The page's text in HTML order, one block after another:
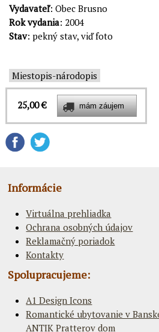
Vydavateľ: Obec Brusno
Rok vydania: 2004
Stav: pekný stav, viď foto
Miestopis-národopis
25,00 €
Informácie
Virtuálna prehliadka
Ochrana osobných údajov
Reklamačný poriadok
Kontakty
Spolupracujeme:
A1 Design Icons
Romantické ubytovanie v
ANTIK Pratterov dom